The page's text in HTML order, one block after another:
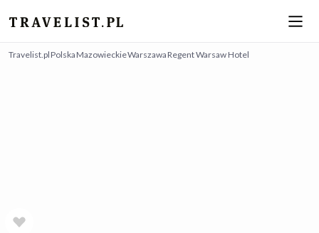
Travelist.plPolskaMazowieckieWarszawaRegent Warsaw Hotel